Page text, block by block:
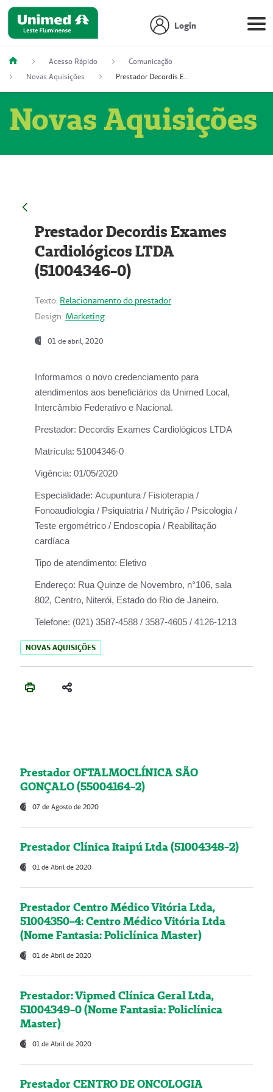
Login
Acesso Rápido
Comunicação
Novas Aquisições
Prestador Decordis Exames Cardiológicos LTDA (51004346-0)
Novas Aquisições
Prestador Decordis Exames
Cardiológicos LTDA
(51004346-0)
Texto: Relacionamento do prestador
Design: Marketing
01 de abril, 2020
Informamos o novo credenciamento para
atendimentos aos beneficiários da Unimed Local,
Intercâmbio Federativo e Nacional.
Prestador: Decordis Exames Cardiológicos LTDA
Matrícula: 51004346-0
Vigência: 01/05/2020
Especialidade: Acupuntura / Fisioterapia /
Fonoaudiologia / Psiquiatria / Nutrição / Psicologia /
Teste ergométrico / Endoscopia / Reabilitação
cardíaca
Tipo de atendimento: Eletivo
Endereço: Rua Quinze de Novembro, n°106, sala
802, Centro, Niterói, Estado do Rio de Janeiro.
Telefone: (021) 3587-4588 / 3587-4605 / 4126-1213
NOVAS AQUISIÇÕES
Prestador OFTALMOCLÍNICA SÃO
GONÇALO (55004164-2)
07 de Agosto de 2020
Prestador Clínica Itaipú Ltda (51004348-2)
01 de Abril de 2020
Prestador Centro Médico Vitória Ltda,
51004350-4: Centro Médico Vitória Ltda
(Nome Fantasia: Policlínica Master)
01 de Abril de 2020
Prestador: Vipmed Clínica Geral Ltda,
51004349-0 (Nome Fantasia: Policlínica
Master)
01 de Abril de 2020
Prestador CENTRO DE ONCOLOGIA